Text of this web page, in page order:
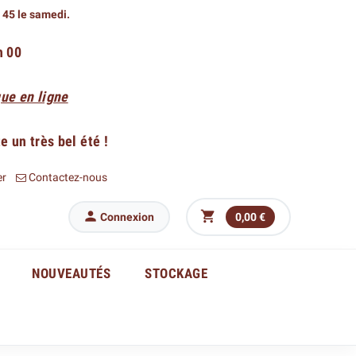
45 le samedi.
00
en ligne
un très bel été !
Contactez-nous
 Connexion  0,00 €
NOUVEAUTÉS STOCKAGE